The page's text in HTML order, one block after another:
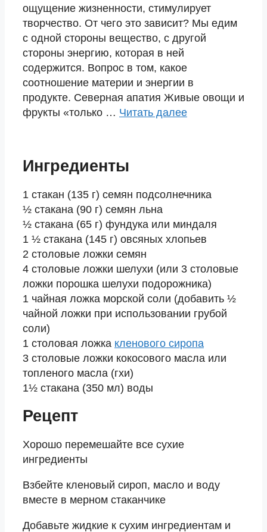
ощущение жизненности, стимулирует
творчество. От чего это зависит? Мы едим
с одной стороны вещество, с другой
стороны энергию, которая в ней
содержится. Вопрос в том, какое
соотношение материи и энергии в
продукте. Северная апатия Живые овощи и
фрукты «только … Читать далее
Ингредиенты
1 стакан (135 г) семян подсолнечника
½ стакана (90 г) семян льна
½ стакана (65 г) фундука или миндаля
1 ½ стакана (145 г) овсяных хлопьев
2 столовые ложки семян
4 столовые ложки шелухи (или 3 столовые
ложки порошка шелухи подорожника)
1 чайная ложка морской соли (добавить ½
чайной ложки при использовании грубой
соли)
1 столовая ложка кленового сиропа
3 столовые ложки кокосового масла или
топленого масла (гхи)
1½ стакана (350 мл) воды
Рецепт
Хорошо перемешайте все сухие
ингредиенты
Взбейте кленовый сироп, масло и воду
вместе в мерном стаканчике
Добавьте жидкие к сухим ингредиентам и